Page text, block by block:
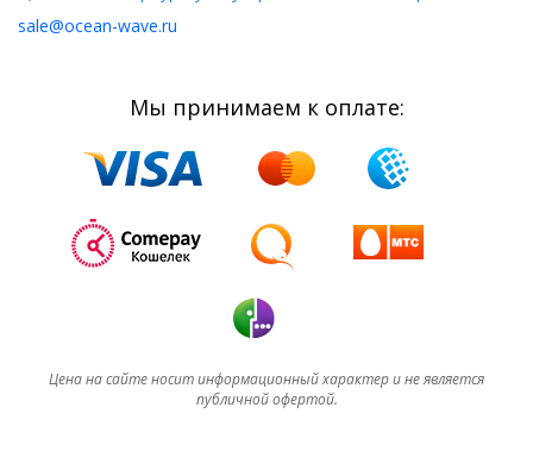
sale@ocean-wave.ru
Мы принимаем к оплате:
Цена на сайте носит информационный характер и не является
публичной офертой.